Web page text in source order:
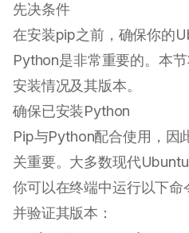
先决条件
在安装pip之前，确保你的
Python是非常重要的。本
安装情况及其版本。
确保已安装Python
Pip与Python配合使用，因
关重要。大多数现代
你可以在终端中运行以下
并验证其版本：